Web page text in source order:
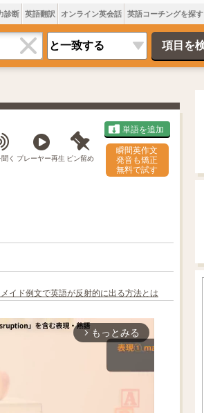
診断 英語翻訳 オンライン英会話 英語コーチングを探す
く プレーヤー再生 ピン留め
単語を追加
瞬間英作文
発音も矯正
無料で試す
イド例文で英語が反射的に出る方法とは
arrow_forward_ios もっとみる